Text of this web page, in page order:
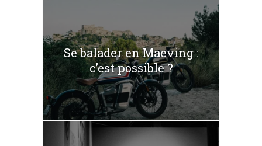
Se balader en Maeving :
c’est possible ?